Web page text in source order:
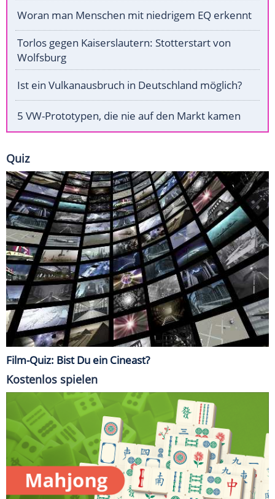
Woran man Menschen mit niedrigem EQ erkennt
Torlos gegen Kaiserslautern: Stotterstart von
Wolfsburg
Ist ein Vulkanausbruch in Deutschland möglich?
5 VW-Prototypen, die nie auf den Markt kamen
Quiz
Film-Quiz: Bist Du ein Cineast?
Kostenlos spielen